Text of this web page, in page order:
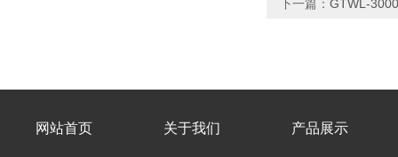
下一篇： GTWL-
网站首页 关于我们 产品展示